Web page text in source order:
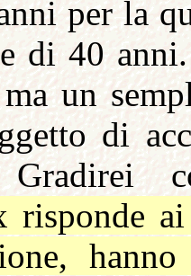
per la
di 40
un
di
Gradirei
risponde